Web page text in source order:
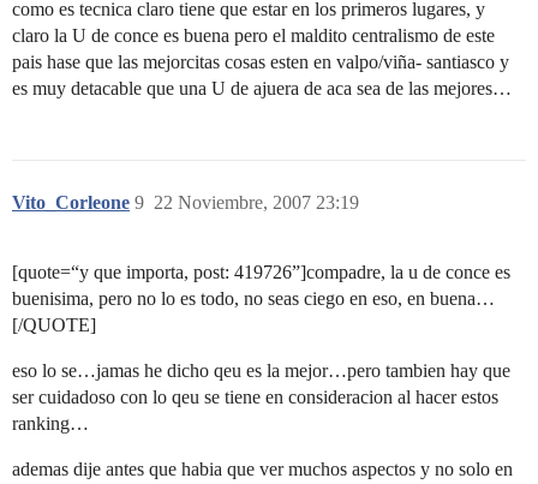
como es tecnica claro tiene que estar en los primeros lugares, y
claro la U de conce es buena pero el maldito centralismo de este
pais hase que las mejorcitas cosas esten en valpo/viña- santiasco y
es muy detacable que una U de ajuera de aca sea de las mejores…
Vito_Corleone 22 Noviembre, 2007 23:19
9
[quote=“y que importa, post: 419726”]compadre, la u de conce es
buenisima, pero no lo es todo, no seas ciego en eso, en buena…
[/QUOTE]
eso lo se…jamas he dicho qeu es la mejor…pero tambien hay que
ser cuidadoso con lo qeu se tiene en consideracion al hacer estos
ranking…
ademas dije antes que habia que ver muchos aspectos y no solo en